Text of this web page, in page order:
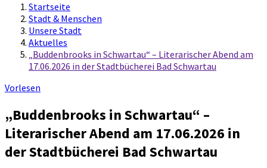
Startseite
Stadt & Menschen
Unsere Stadt
Aktuelles
„Buddenbrooks in Schwartau“ – Literarischer Abend am
17.06.2026 in der Stadtbücherei Bad Schwartau
Vorlesen
„Buddenbrooks in Schwartau“ –
Literarischer Abend am 17.06.2026 in
der Stadtbücherei Bad Schwartau